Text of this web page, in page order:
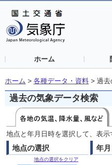
ホーム
ホーム > 各種データ・資料 > 過去
過去の気象データ検索
地点と年月日時を選択して、表
地点の選択
地点の選択をクリア
年